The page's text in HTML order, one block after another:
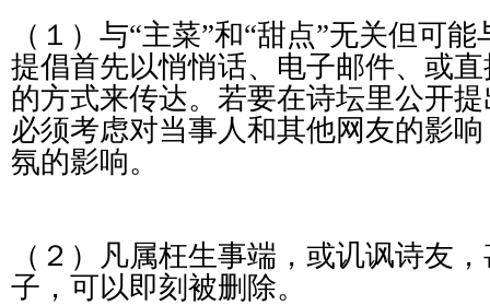
（１）与“主菜”和“甜点”无关但可
提倡首先以悄悄话、电子邮件、或
的方式来传达。若要在诗坛里公开
必须考虑对当事人和其他网友的影
氛的影响。
（２）凡属枉生事端，或讥讽诗友
子，可以即刻被删除。